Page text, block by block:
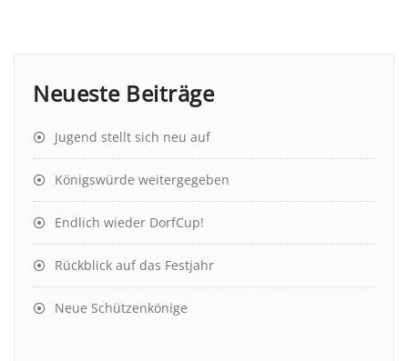
Neueste Beiträge
Jugend stellt sich neu auf
Königswürde weitergegeben
Endlich wieder DorfCup!
Rückblick auf das Festjahr
Neue Schützenkönige